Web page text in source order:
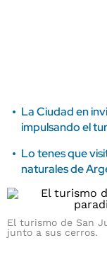
La Ciudad en
impulsando el
Lo tenes que
naturales de
El turismo de San
junto a sus cerros.